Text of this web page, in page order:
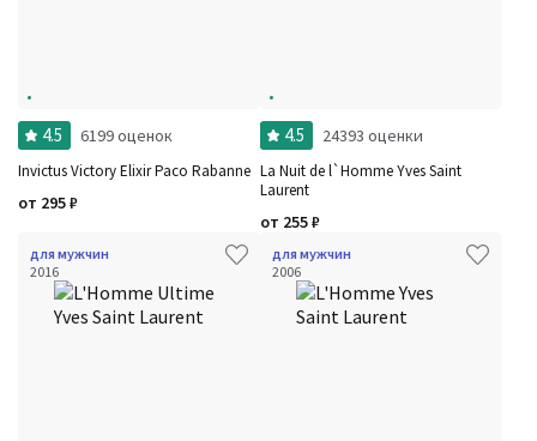
4.5 6199 оценок
Invictus Victory Elixir Paco Rabanne
от 295₽
4.5 24393 оценки
La Nuit de l`Homme Yves Saint
Laurent
от 255₽
для мужчин
2016
для мужчин
2006